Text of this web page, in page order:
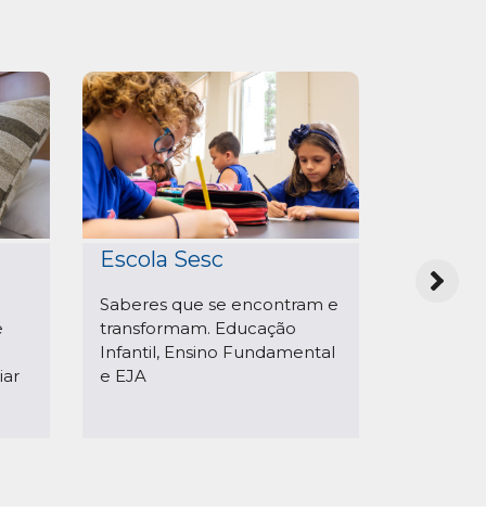
Escola Sesc
Saberes que se encontram e
transformam. Educação
Infantil, Ensino Fundamental
e EJA